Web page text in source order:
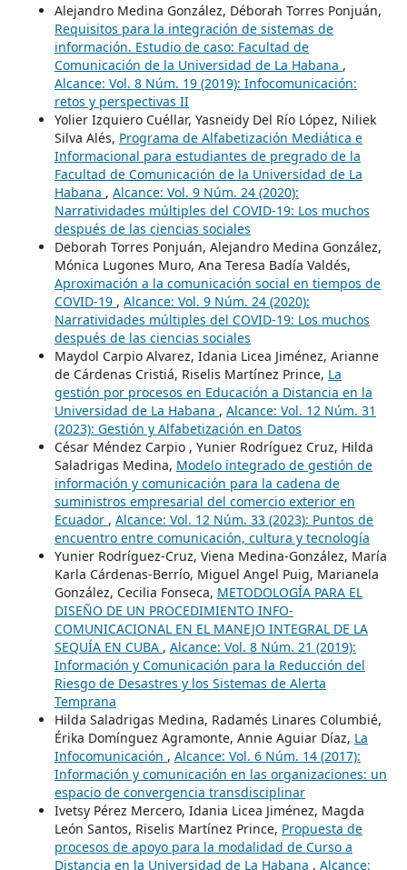
Alejandro Medina González, Déborah Torres Ponjuán,
Requisitos para la integración de sistemas de
información. Estudio de caso: Facultad de
Comunicación de la Universidad de La Habana ,
Alcance: Vol. 8 Núm. 19 (2019): Infocomunicación:
retos y perspectivas II
Yolier Izquiero Cuéllar, Yasneidy Del Río López, Niliek
Silva Alés, Programa de Alfabetización Mediática e
Informacional para estudiantes de pregrado de la
Facultad de Comunicación de la Universidad de La
Habana , Alcance: Vol. 9 Núm. 24 (2020):
Narratividades múltiples del COVID-19: Los muchos
después de las ciencias sociales
Deborah Torres Ponjuán, Alejandro Medina González,
Mónica Lugones Muro, Ana Teresa Badía Valdés,
Aproximación a la comunicación social en tiempos de
COVID-19 , Alcance: Vol. 9 Núm. 24 (2020):
Narratividades múltiples del COVID-19: Los muchos
después de las ciencias sociales
Maydol Carpio Alvarez, Idania Licea Jiménez, Arianne
de Cárdenas Cristiá, Riselis Martínez Prince, La
gestión por procesos en Educación a Distancia en la
Universidad de La Habana , Alcance: Vol. 12 Núm. 31
(2023): Gestión y Alfabetización en Datos
César Méndez Carpio , Yunier Rodríguez Cruz, Hilda
Saladrigas Medina, Modelo integrado de gestión de
información y comunicación para la cadena de
suministros empresarial del comercio exterior en
Ecuador , Alcance: Vol. 12 Núm. 33 (2023): Puntos de
encuentro entre comunicación, cultura y tecnología
Yunier Rodríguez-Cruz, Viena Medina-González, María
Karla Cárdenas-Berrío, Miguel Angel Puig, Marianela
González, Cecilia Fonseca, METODOLOGÍA PARA EL
DISEÑO DE UN PROCEDIMIENTO INFO-
COMUNICACIONAL EN EL MANEJO INTEGRAL DE LA
SEQUÍA EN CUBA , Alcance: Vol. 8 Núm. 21 (2019):
Información y Comunicación para la Reducción del
Riesgo de Desastres y los Sistemas de Alerta
Temprana
Hilda Saladrigas Medina, Radamés Linares Columbié,
Érika Domínguez Agramonte, Annie Aguiar Díaz, La
Infocomunicación , Alcance: Vol. 6 Núm. 14 (2017):
Información y comunicación en las organizaciones: un
espacio de convergencia transdisciplinar
Ivetsy Pérez Mercero, Idania Licea Jiménez, Magda
León Santos, Riselis Martínez Prince, Propuesta de
procesos de apoyo para la modalidad de Curso a
Distancia en la Universidad de La Habana , Alcance: